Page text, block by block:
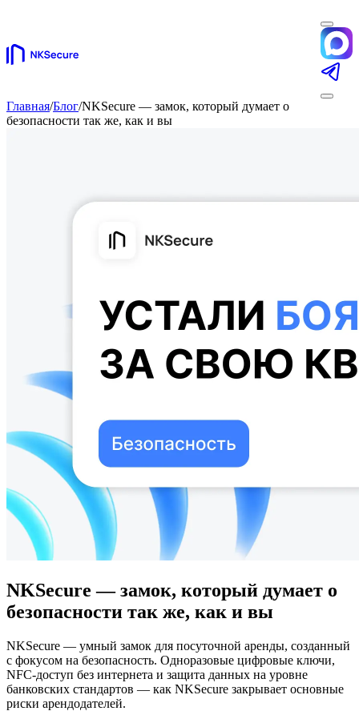
Главная/Блог/NKSecure — замок, который думает о
безопасности так же, как и вы
NKSecure — замок, который думает о
безопасности так же, как и вы
NKSecure — умный замок для посуточной аренды, созданный
с фокусом на безопасность. Одноразовые цифровые ключи,
NFC-доступ без интернета и защита данных на уровне
банковских стандартов — как NKSecure закрывает основные
риски арендодателей.